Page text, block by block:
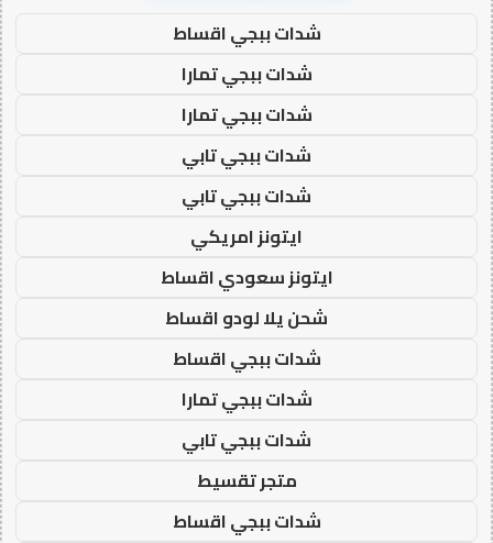
شدات ببجي اقساط
شدات ببجي تمارا
شدات ببجي تمارا
شدات ببجي تابي
شدات ببجي تابي
ايتونز امريكي
ايتونز سعودي اقساط
شحن يلا لودو اقساط
شدات ببجي اقساط
شدات ببجي تمارا
شدات ببجي تابي
متجر تقسيط
شدات ببجي اقساط